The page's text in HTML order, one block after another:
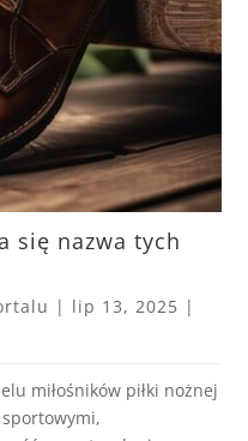
się nazwa tych
| lip 13, 2025 |
miłośników piłki nożnej